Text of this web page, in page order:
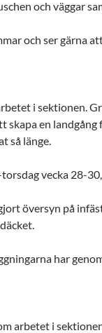
och väggar
och ser gärna
i sektionen.
skapa en
så länge.
vecka 28-
översyn på
har
arbetet i